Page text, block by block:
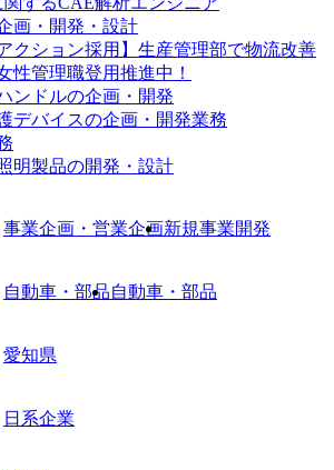
画・開発・設計
クション採用】生産管理部で物流改善
性管理職登用推進中！
ンドルの企画・開発
デバイスの企画・開発業務
明製品の開発・設計
事業企画・営業企画新規事業開発
自動車・部品自動車・部品
愛知県
日系企業